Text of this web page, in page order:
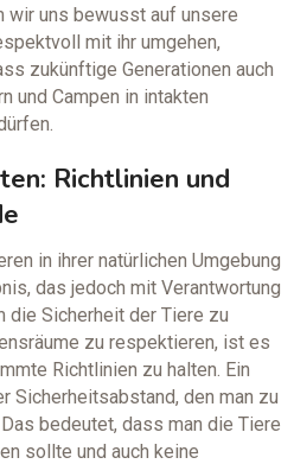
wir uns bewusst auf unsere
mit ihr umgehen,
zukünftige Generationen auch
und Campen in intakten
Richtlinien und
in ihrer natürlichen Umgebung
das jedoch mit Verantwortung
die Sicherheit der Tiere zu
zu respektieren, ist es
Richtlinien zu halten. Ein
Sicherheitsabstand, den man zu
bedeutet, dass man die Tiere
sollte und auch keine